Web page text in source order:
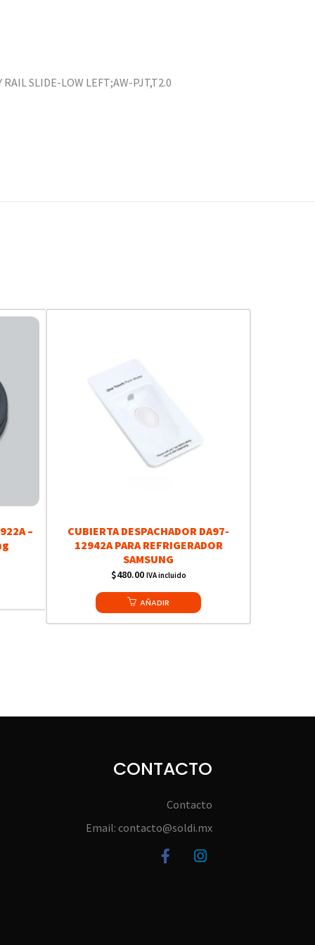
RAIL SLIDE-LOW LEFT;AW-PJT,T2.0
–
CUBIERTA DESPACHADOR DA97-
12942A PARA REFRIGERADOR
SAMSUNG
$480.00 IVA incluido
AÑADIR
CONTACTO
Contacto
Email: contacto@soldi.mx